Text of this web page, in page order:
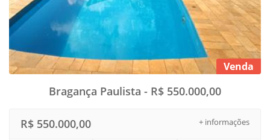
Venda
Bragança Paulista - R$ 550.000,00
+ informações
R$ 550.000,00